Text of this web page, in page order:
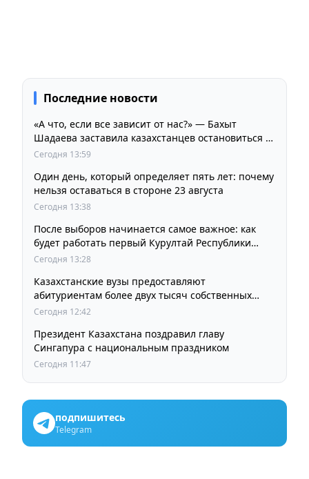
Последние новости
«А что, если все зависит от нас?» — Бахыт
Шадаева заставила казахстанцев остановиться и
задуматься
Сегодня 13:59
Один день, который определяет пять лет: почему
нельзя оставаться в стороне 23 августа
Сегодня 13:38
После выборов начинается самое важное: как
будет работать первый Курултай Республики
Казахстан
Сегодня 13:28
Казахстанские вузы предоставляют
абитуриентам более двух тысяч собственных
образовательных грантов
Сегодня 12:42
Президент Казахстана поздравил главу
Сингапура с национальным праздником
Сегодня 11:47
подпишитесь
Telegram